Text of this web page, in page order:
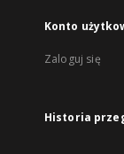
Konto
Zaloguj się
Historia